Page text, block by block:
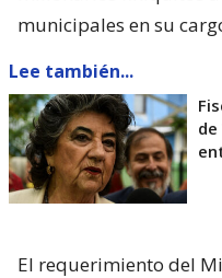
municipales en su
Lee también...
El requerimiento del